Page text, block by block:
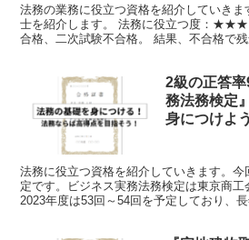
法務の業務に役立つ資格を紹介していき
士を紹介します。 法務に役立つ度：
合格、二次試験不合格。 結果、不合格で
2級の正答
務法務検定
身につけよ
法務に役立つ資格を紹介していきます。
定です。ビジネス実務法務検定は東京商工
2023年度は53回～54回を予定しており、